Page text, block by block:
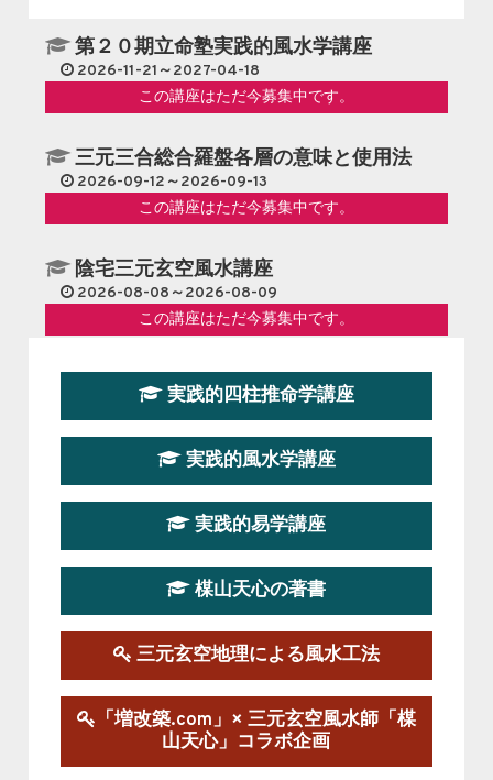
第２０期立命塾実践的風水学講座
2026-11-21～2027-04-18
この講座はただ今募集中です。
三元三合総合羅盤各層の意味と使用法
2026-09-12～2026-09-13
この講座はただ今募集中です。
陰宅三元玄空風水講座
2026-08-08～2026-08-09
この講座はただ今募集中です。
第１９期立命塾『実践的易学講座』
2026-08-22～2026-10-25
第19期立命塾実践的四柱推命学講座
2026-03-20～2026-07-19
第１９期立命塾実践的風水学講座
この講座の募集は終了しました。
陰宅三元玄空風水講座
2025-06-07～2025-06-08
この講座の募集は終了しました。
実践的四柱推命学講座
実践的風水学講座
実践的易学講座
楳山天心の著書
三元玄空地理による風水工法
「増改築.com」× 三元玄空風水師「楳
山天心」コラボ企画